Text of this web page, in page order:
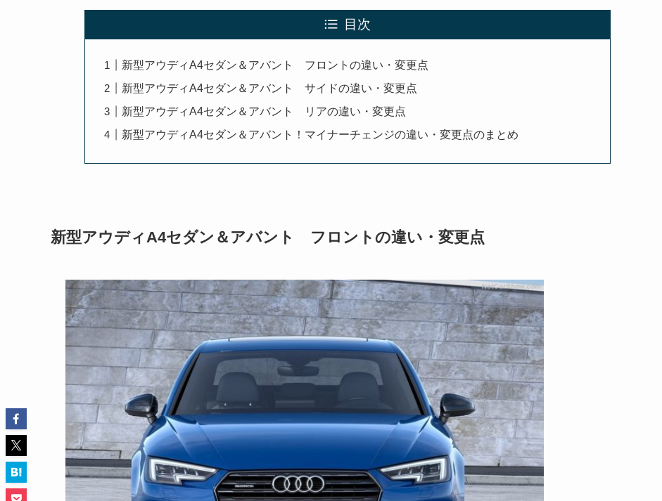
目次
新型アウディA4セダン＆アバント フロントの違い・変更点
新型アウディA4セダン＆アバント サイドの違い・変更点
新型アウディA4セダン＆アバント リアの違い・変更点
新型アウディA4セダン＆アバント！マイナーチェンジの違い・変更点のまとめ
新型アウディA4セダン＆アバント フロントの違い・変更点